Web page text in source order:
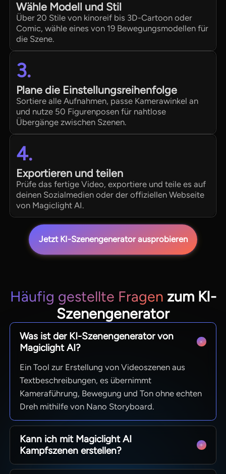
Wähle Modell und Stil
Über 20 Stile von kinoreif bis 3D-Cartoon oder
Comic, wähle eines von 19 Bewegungsmodellen für
die Szene.
3.
Plane die Einstellungsreihenfolge
Sortiere alle Aufnahmen, passe Kamerawinkel an
und nutze 50 Figurenposen für nahtlose
Übergänge zwischen Szenen.
4.
Exportieren und teilen
Prüfe das fertige Video, exportiere und teile es auf
deinen Sozialmedien oder der offiziellen Webseite
von Magiclight AI.
Jetzt KI-Szenengenerator ausprobieren
Häufig gestellte Fragen zum KI-
Szenengenerator
Was ist der KI-Szenengenerator von
Magiclight AI?
Ein Tool zur Erstellung von Videoszenen aus
Textbeschreibungen, es übernimmt
Kameraführung, Bewegung und Ton ohne echten
Dreh mithilfe von Nano Storyboard.
Kann ich mit Magiclight AI
Kampfszenen erstellen?
Ja, nutze 50 verschiedene Posen, lege